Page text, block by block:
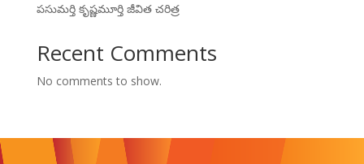
పసుమర్తి కృష్ణమూర్తి జీవిత చరిత్ర
Recent Comments
No comments to show.